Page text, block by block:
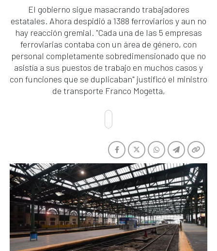
El gobierno sigue masacrando trabajadores
estatales. Ahora despidió a 1388 ferroviarios y aun no
hay reacción gremial. "Cada una de las 5 empresas
ferroviarias contaba con un área de género, con
personal completamente sobredimensionado que no
asistía a sus puestos de trabajo en muchos casos y
con funciones que se duplicaban" justificó el ministro
de transporte Franco Mogetta,